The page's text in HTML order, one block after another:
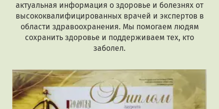
актуальная информация о здоровье и болезнях от
высококвалифицированных врачей и экспертов в
области здравоохранения. Мы помогаем людям
сохранить здоровье и поддерживаем тех, кто
заболел.